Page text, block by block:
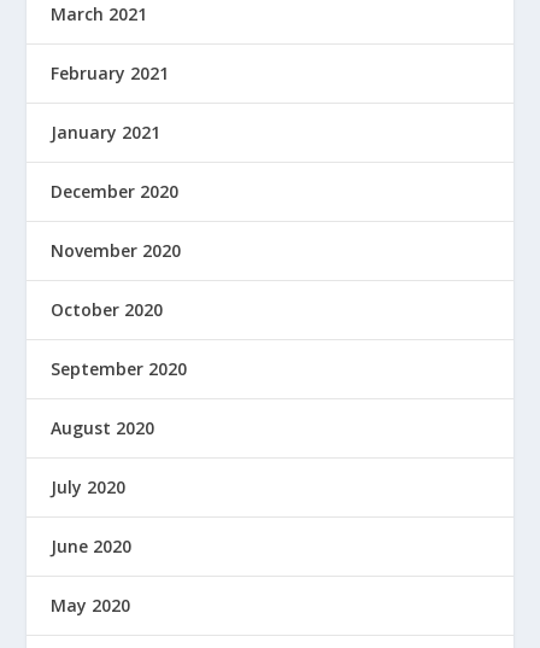
March 2021
February 2021
January 2021
December 2020
November 2020
October 2020
September 2020
August 2020
July 2020
June 2020
May 2020